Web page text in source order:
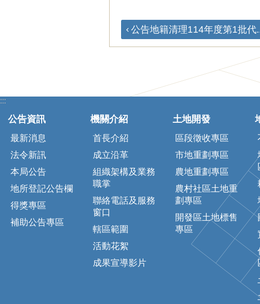
公告地籍清理114年度第1批代
:::
公告資訊
最新消息
法令新訊
本局公告
地所登記公告欄
得獎專區
補助公告專區
機關介紹
首長介紹
成立沿革
組織架構及業務
職掌
聯絡電話及服務
窗口
轄區範圍
活動花絮
成果宣導影片
土地開發
區段徵收專區
市地重劃專區
農地重劃專區
農村社區土地重
劃專區
開發區土地標售
專區